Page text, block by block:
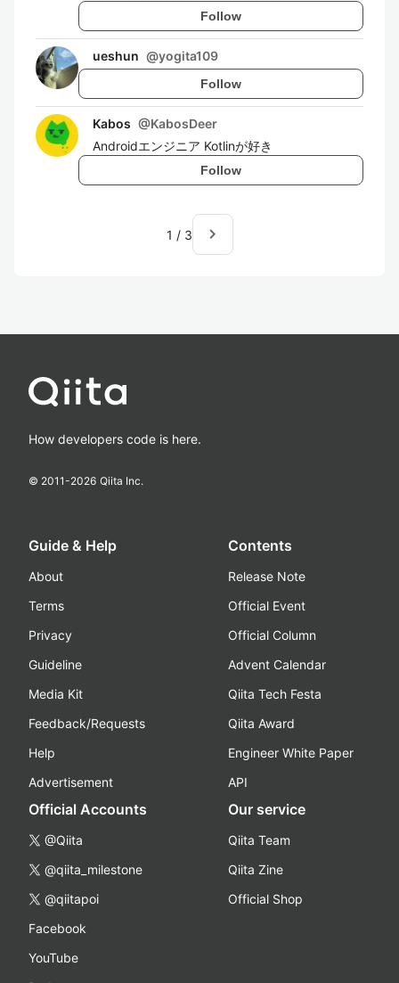
Follow
ueshun @yogita109
Follow
Kabos @KabosDeer
Androidエンジニア Kotlinが好き
Follow
1 / 3 navigate_next
How developers code is here.
© 2011-2026 Qiita Inc.
Guide & Help
About
Terms
Privacy
Guideline
Media Kit
Feedback/Requests
Help
Advertisement
Contents
Release Note
Official Event
Official Column
Advent Calendar
Qiita Tech Festa
Qiita Award
Engineer White Paper
API
Official Accounts
@Qiita
@qiita_milestone
@qiitapoi
Facebook
YouTube
Our service
Qiita Team
Qiita Zine
Official Shop